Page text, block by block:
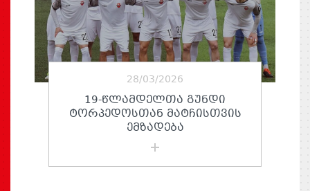
28/03/2026
19-ᲬᲚᲐᲛᲓᲔᲚᲗᲐ ᲒᲣᲜᲓᲘ
ᲢᲝᲠᲞᲔᲓᲝᲡᲗᲐᲜ ᲛᲐᲢᲩᲘᲡᲗᲕᲘᲡ
ᲔᲛᲖᲐᲓᲔᲑᲐ